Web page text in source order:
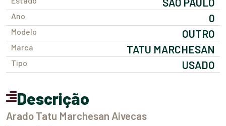
Ano 0
Modelo OUTRO
Marca TATU MARCHESAN
Tipo USADO
Descrição
Arado Tatu Marchesan Aivecas